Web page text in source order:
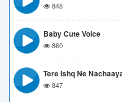
848
Baby Cute Voice
860
Tere Ishq Ne
847